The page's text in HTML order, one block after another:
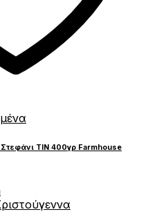
TIN 400γρ Farmhouse